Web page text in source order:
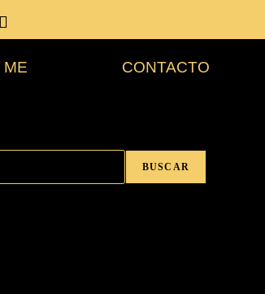
ME CONTACTO
BUSCAR